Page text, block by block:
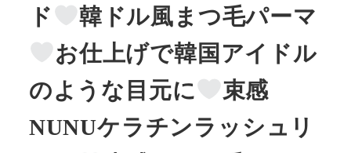
ド
韓ドル風まつ毛パーマ
お仕上げで韓国アイドル
のような目元に
束感
NUNUケラチンラッシュリ